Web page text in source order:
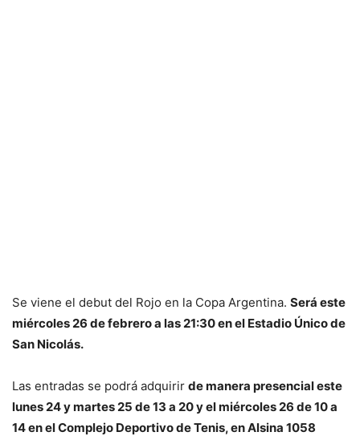
Se viene el debut del Rojo en la Copa Argentina. Será este
miércoles 26 de febrero a las 21:30 en el Estadio Único de
San Nicolás.
Las entradas se podrá adquirir de manera presencial este
lunes 24 y martes 25 de 13 a 20 y el miércoles 26 de 10 a
14 en el Complejo Deportivo de Tenis, en Alsina 1058